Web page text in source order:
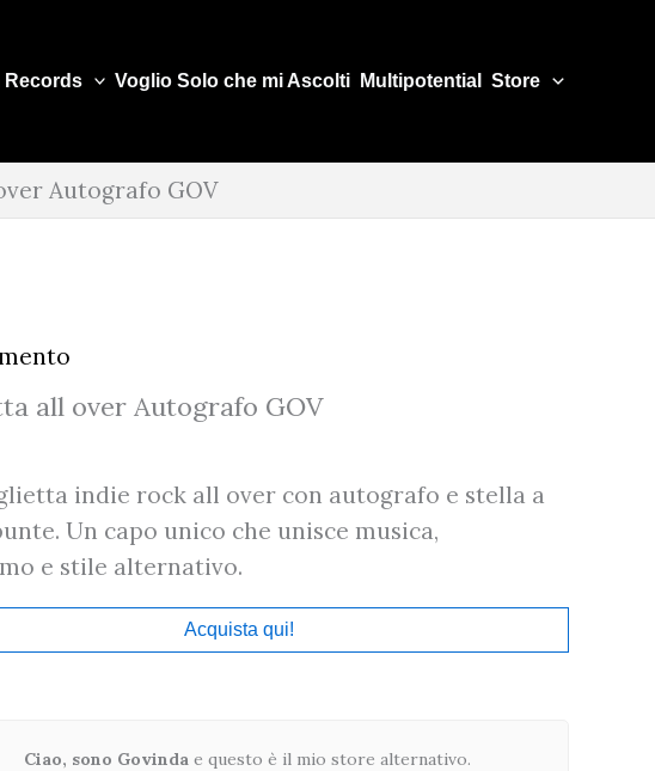
Records Voglio Solo che mi Ascolti Multipotential Store
Autografo GOV
all over Autografo GOV
indie rock all over con autografo e stella a
Un capo unico che unisce musica,
e stile alternativo.
Acquista qui!
Ciao, sono Govinda e questo è il mio store alternativo.